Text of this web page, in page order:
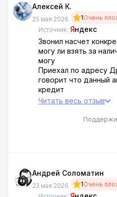
Алексей К.
25 мая 2026 1Очень
Источник: Яндекс
Звонил насчет
могу ли взять за
могу
Приехал по адресу
говорит что данный
кредит
Потратил полтора
Читать весь отзыв
Андрей Соломатин
23 мая 2026 1Очень